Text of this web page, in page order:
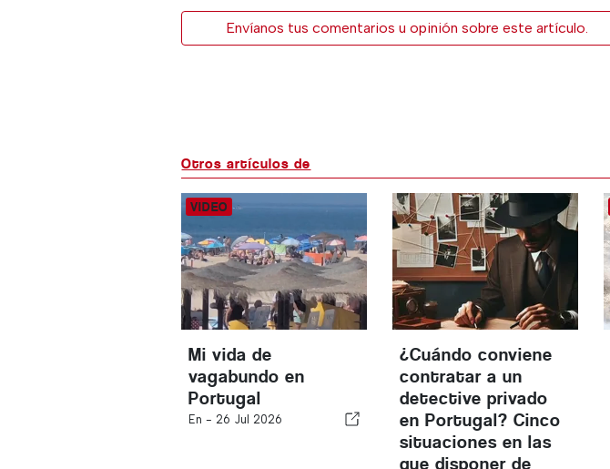
Envíanos tus comentarios u opinión sobre este artículo.
Otros artículos de
Mi vida de
vagabundo en
Portugal
En - 26 Jul 2026
¿Cuándo conviene
contratar a un
detective privado
en Portugal? Cinco
situaciones en las
que disponer de